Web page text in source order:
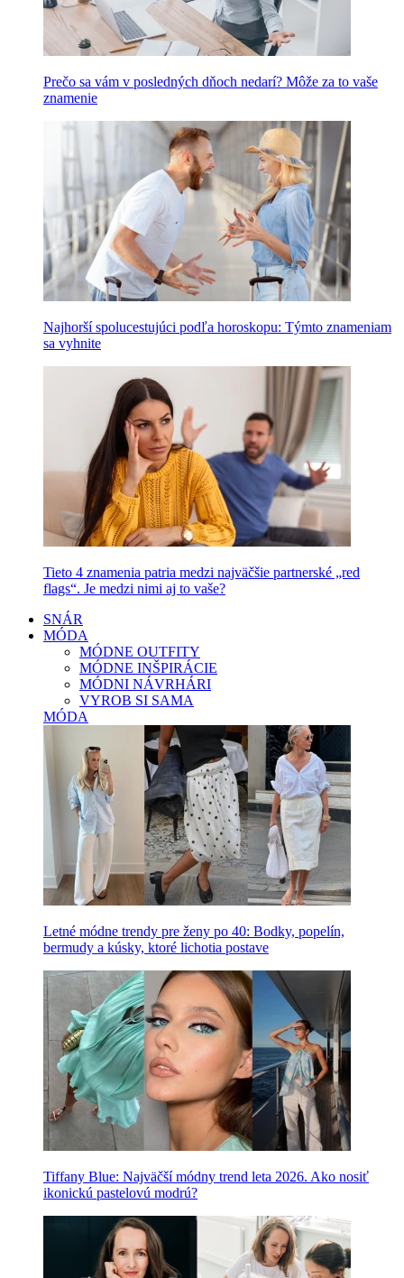
Prečo sa vám v posledných dňoch nedarí? Môže za to vaše
znamenie
Najhorší spolucestujúci podľa horoskopu: Týmto znameniam
sa vyhnite
Tieto 4 znamenia patria medzi najväčšie partnerské „red
flags“. Je medzi nimi aj to vaše?
SNÁR
MÓDA
MÓDNE OUTFITY
MÓDNE INŠPIRÁCIE
MÓDNI NÁVRHÁRI
VYROB SI SAMA
MÓDA
Letné módne trendy pre ženy po 40: Bodky, popelín,
bermudy a kúsky, ktoré lichotia postave
Tiffany Blue: Najväčší módny trend leta 2026. Ako nosiť
ikonickú pastelovú modrú?